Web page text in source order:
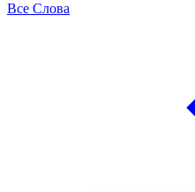
Все Слова